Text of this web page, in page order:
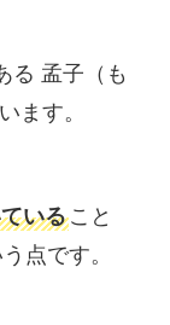
る 孟子（も
ます。
いること
点です。